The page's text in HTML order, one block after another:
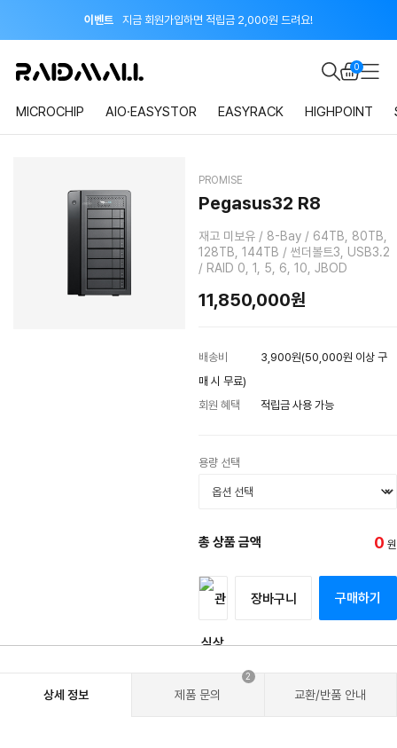
이벤트 지금 회원가입하면 적립금 2,000원 드려요!
공지 0
MICROCHIP AIO·EASYSTOR EASYRACK HIGHPOINT
PROMISE
Pegasus32 R8
재고 미보유 / 8-Bay / 64TB, 80TB,
128TB, 144TB / 썬더볼트3, USB3.2
/ RAID 0, 1, 5, 6, 10, JBOD
11,850,000원
배송비
3,900원(50,000원 이상 구
매 시 무료)
회원 혜택
적립금 사용 가능
용량 선택
총 상품 금액 0 원
장바구니 구매하기
상세 정보 제품 문의
2
교환/반품 안내